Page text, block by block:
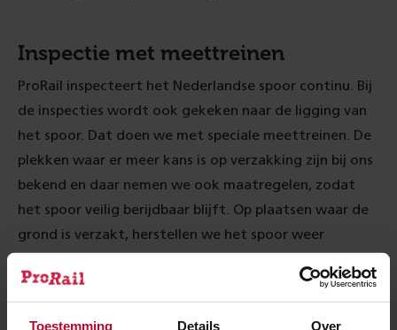
Toestemming Details Over
Inspectie met meettreinen
ProRail inspecteert het Nederlandse spoor continu. Bij
de inspecties wordt ook gekeken naar de ligging van
het spoor. Dat doen we met speciale meettreinen. De
plekken waar er meer kans is op verzakking zijn bij ons
bekend en daar nemen we ook maatregelen, zodat
het spoor veilig berijdbaar blijft. Op plaatsen waar de
grond is verzakt, herstellen we het spoor weer
Meer over: